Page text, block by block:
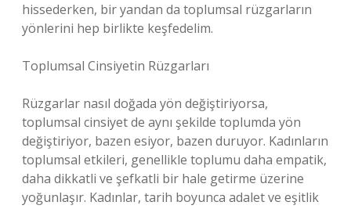
hissederken, bir yandan da toplumsal rüzgarların
yönlerini hep birlikte keşfedelim.
Toplumsal Cinsiyetin Rüzgarları
Rüzgarlar nasıl doğada yön değiştiriyorsa,
toplumsal cinsiyet de aynı şekilde toplumda yön
değiştiriyor, bazen esiyor, bazen duruyor. Kadınların
toplumsal etkileri, genellikle toplumu daha empatik,
daha dikkatli ve şefkatli bir hale getirme üzerine
yoğunlaşır. Kadınlar, tarih boyunca adalet ve eşitlik